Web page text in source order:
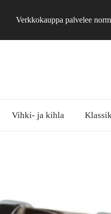
Verkkokauppa palvelee
Vihki- ja kihla